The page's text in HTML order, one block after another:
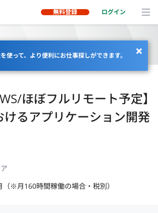
無料登録 ログイン
使って、より便利にお仕事探しができます。
ほぼフルリモート予定】
るアプリケーション開発
（※月160時間稼働の場合・税別）